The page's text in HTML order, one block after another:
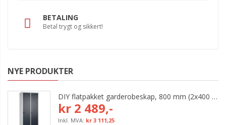
BETALING
Betal trygt og sikkert!
NYE PRODUKTER
DIY flatpakket garderobeskap, 800 mm (2x400 mm = 2 rom)
kr 2 489,-
kr 3 111,25